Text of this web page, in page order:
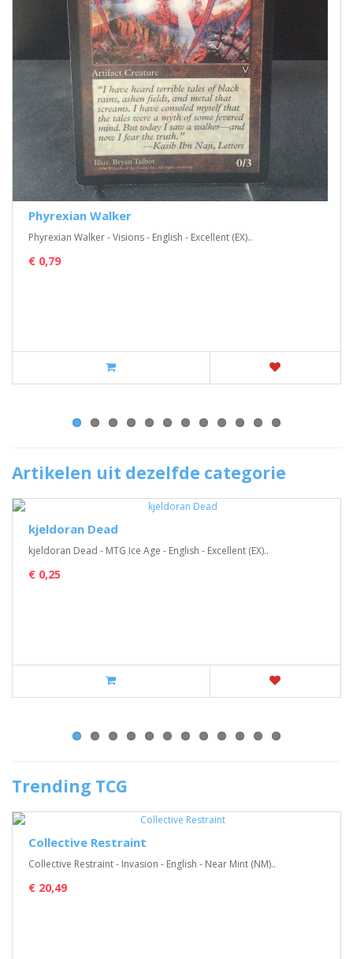
Phyrexian Walker
Phyrexian Walker - Visions - English - Excellent (EX)..
€ 0,79
Artikelen uit dezelfde categorie
kjeldoran Dead
kjeldoran Dead - MTG Ice Age - English - Excellent (EX)..
€ 0,25
Trending TCG
Collective Restraint
Collective Restraint - Invasion - English - Near Mint (NM)..
€ 20,49